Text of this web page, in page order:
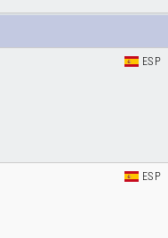
ESP
ESP